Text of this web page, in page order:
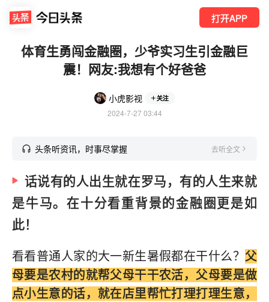
打开APP
体育生勇闯金融圈，少爷实习生引金融巨
震！网友:我想有个好爸爸
小虎影视 关注
2024-7-27 03:44
头条听资讯，时事尽掌握 去听全文
话说有的人出生就在罗马，有的人生来就
是牛马。在十分看重背景的金融圈更是如
此！
看看普通人家的大一新生暑假都在干什么？ 父
母要是农村的就帮父母干干农活，父母要是做
点小生意的话，就在店里帮忙打理打理生意，